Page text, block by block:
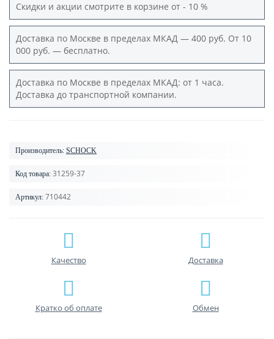
Скидки и акции смотрите в корзине от - 10 %
Доставка по Москве в пределах МКАД — 400 руб. От 10
000 руб. — бесплатно.
Доставка по Москве в пределах МКАД: от 1 часа.
Доставка до транспортной компании.
Производитель: SCHOCK
Код товара: 31259-37
Артикул: 710442
Качество Доставка
Кратко об оплате Обмен